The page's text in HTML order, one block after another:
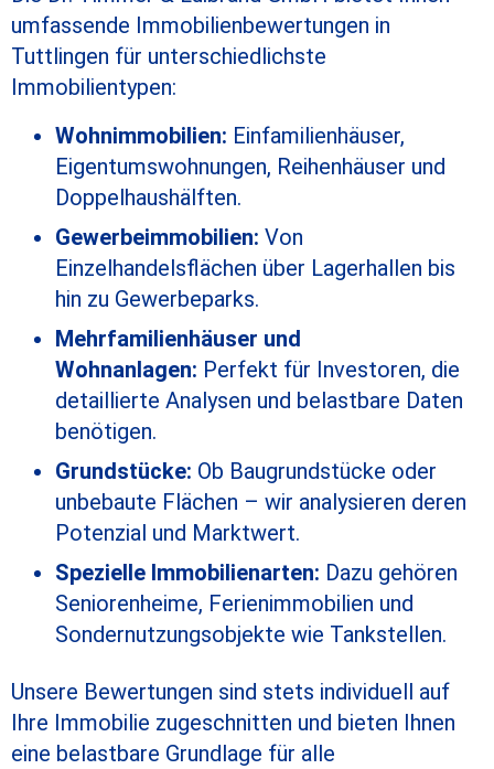
umfassende Immobilienbewertungen in
Tuttlingen für unterschiedlichste
Immobilientypen:
Wohnimmobilien: Einfamilienhäuser,
Eigentumswohnungen, Reihenhäuser und
Doppelhaushälften.
Gewerbeimmobilien: Von
Einzelhandelsflächen über Lagerhallen bis
hin zu Gewerbeparks.
Mehrfamilienhäuser und
Wohnanlagen: Perfekt für Investoren, die
detaillierte Analysen und belastbare Daten
benötigen.
Grundstücke: Ob Baugrundstücke oder
unbebaute Flächen – wir analysieren deren
Potenzial und Marktwert.
Spezielle Immobilienarten: Dazu gehören
Seniorenheime, Ferienimmobilien und
Sondernutzungsobjekte wie Tankstellen.
Unsere Bewertungen sind stets individuell auf
Ihre Immobilie zugeschnitten und bieten Ihnen
eine belastbare Grundlage für alle